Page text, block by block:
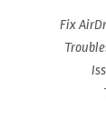
Fix